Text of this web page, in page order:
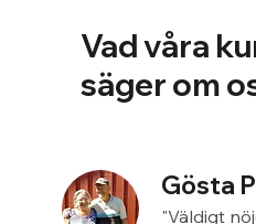
Vad våra
säger om
Gösta
"Väldigt